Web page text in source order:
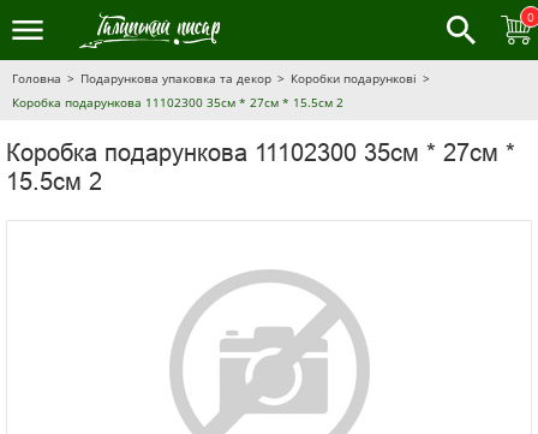
0
Головна Подарункова упаковка та декор
Коробки подарункові
Коробка подарункова 11102300 35см * 27см * 15.5см 2
Коробка подарункова 11102300 35см * 27см *
15.5см 2